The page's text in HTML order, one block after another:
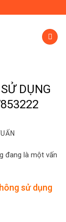
DỤNG
đang là một vấn
sử dụng